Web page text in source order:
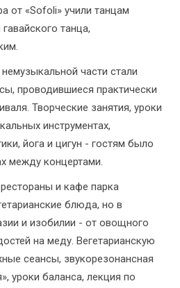
от «Sofoli» учили танцам
танца,
части стали
проводившиеся практически
Творческие занятия, уроки
инструментах,
йога и цигун - гостям было
между концертами.
и кафе парка
блюда, но в
и изобилии - от овощного
на меду. Вегетарианскую
сеансы, звукорезонансная
уроки баланса, лекция по